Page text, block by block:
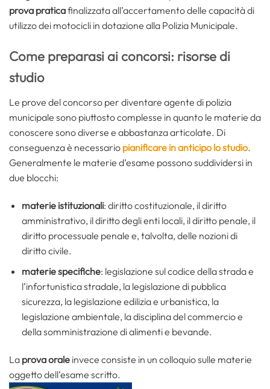
prova praticafinalizzata all’accertamento delle capacità di
utilizzo dei motocicli in dotazione alla Polizia Municipale.
Come preparasi ai concorsi: risorse di
studio
Le prove del concorso per diventare agente di polizia
municipale sono piuttosto complesse in quanto le materie da
conoscere sono diverse e abbastanza articolate. Di
conseguenza è necessario pianificare in anticipo lo studio.
Generalmente le materie d’esame possono suddividersi in
due blocchi:
materie istituzionali: diritto costituzionale, il diritto
amministrativo, il diritto degli enti locali, il diritto penale, il
diritto processuale penale e, talvolta, delle nozioni di
diritto civile.
materie specifiche: legislazione sul codice della strada e
l’infortunistica stradale, la legislazione di pubblica
sicurezza, la legislazione edilizia e urbanistica, la
legislazione ambientale, la disciplina del commercio e
della somministrazione di alimenti e bevande.
La prova orale invece consiste in un colloquio sulle materie
oggetto dell’esame scritto.